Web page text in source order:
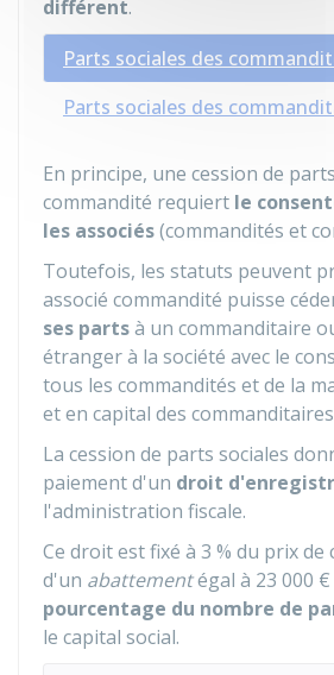
différent.
Parts sociales des
Parts sociales des
En principe, une cession de
commandité requiert le
les associés(commandités et
Toutefois, les statuts peuvent
associé commandité puisse
ses partsà un commanditaire
étranger à la société avec le
tous les commandités et de la
et en capital des
La cession de parts sociales
paiement d'un droit
l'administration fiscale.
Ce droit est fixé à 3 % du prix de
d'un abattementégal à 23 000 €
pourcentage du nombre de
le capital social.